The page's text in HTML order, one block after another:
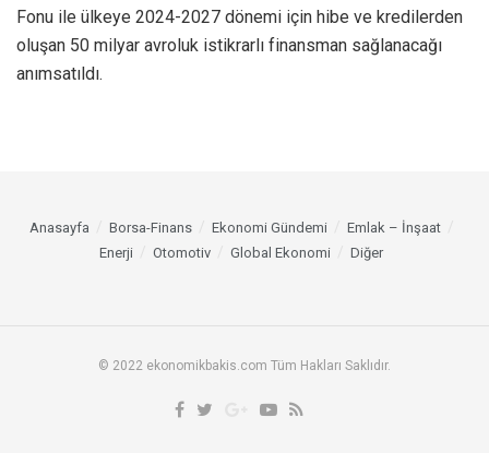
Fonu ile ülkeye 2024-2027 dönemi için hibe ve kredilerden
oluşan 50 milyar avroluk istikrarlı finansman sağlanacağı
anımsatıldı.
Anasayfa Borsa-Finans Ekonomi Gündemi
Emlak – İnşaat
Enerji
Otomotiv Global Ekonomi Diğer
© 2022 ekonomikbakis.com Tüm Hakları Saklıdır.